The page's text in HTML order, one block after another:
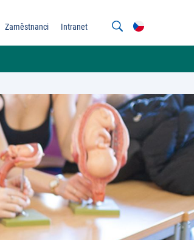
Zaměstnanci Intranet